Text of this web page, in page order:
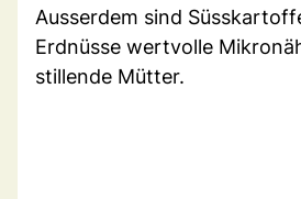
Ausserdem sind
Erdnüsse wertvolle
stillende Mütter.